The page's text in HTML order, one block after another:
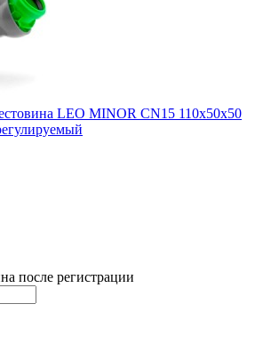
LEO MINOR CN15 110х50х50
после регистрации